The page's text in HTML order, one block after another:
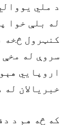
د ملي
له بلې خوا
کنټرول څخه
سروې له
خبريالان
که څه هم د